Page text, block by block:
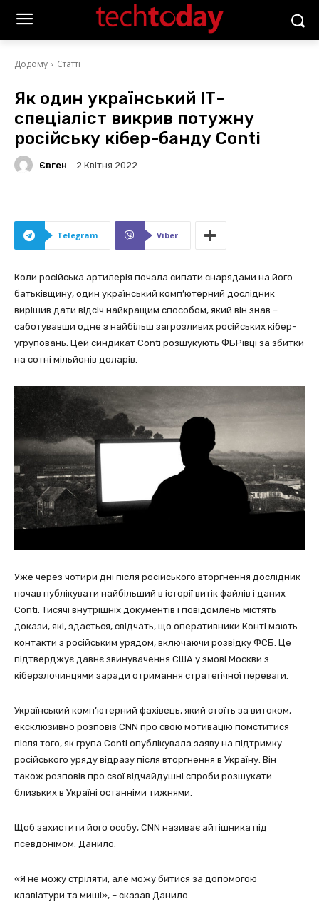
Додому Статті
Як один український ІТ-
спеціаліст викрив потужну
російську кібер-банду Conti
Євген 2 Квітня 2022
Telegram Viber
Коли російська артилерія почала сипати снарядами на його
батьківщину, один український комп’ютерний дослідник
вирішив дати відсіч найкращим способом, який він знав –
саботувавши одне з найбільш загрозливих російських кібер-
угруповань. Цей синдикат Conti розшукують ФБРівці за збитки
на сотні мільйонів доларів.
Уже через чотири дні після російського вторгнення дослідник
почав публікувати найбільший в історії витік файлів і даних
Conti. Тисячі внутрішніх документів і повідомлень містять
докази, які, здається, свідчать, що оперативники Конті мають
контакти з російським урядом, включаючи розвідку ФСБ. Це
підтверджує давнє звинувачення США у змові Москви з
кіберзлочинцями заради отримання стратегічної переваги.
Український комп’ютерний фахівець, який стоїть за витоком,
ексклюзивно розповів CNN про свою мотивацію помститися
після того, як група Conti опублікувала заяву на підтримку
російського уряду відразу після вторгнення в Україну. Він
також розповів про свої відчайдушні спроби розшукати
близьких в Україні останніми тижнями.
Щоб захистити його особу, CNN називає айтішника під
псевдонімом: Данило.
«Я не можу стріляти, але можу битися за допомогою
клавіатури та миші», – сказав Данило.